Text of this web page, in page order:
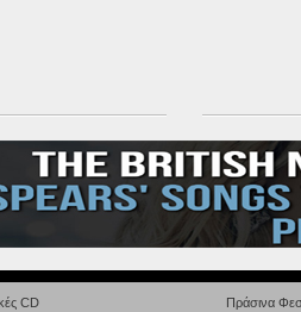
CD
Πράσινα